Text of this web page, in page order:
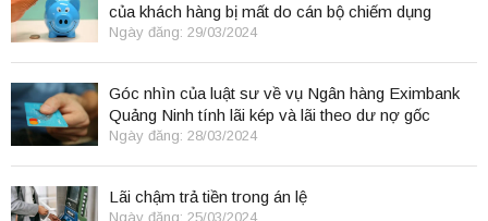
của khách hàng bị mất do cán bộ chiếm dụng
Ngày đăng: 29/03/2024
Góc nhìn của luật sư về vụ Ngân hàng Eximbank
Quảng Ninh tính lãi kép và lãi theo dư nợ gốc
Ngày đăng: 28/03/2024
Lãi chậm trả tiền trong án lệ
Ngày đăng: 25/03/2024